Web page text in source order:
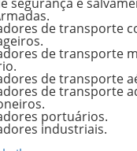
de transporte
de transporte
de transporte
de transporte
portuários.
industriais.